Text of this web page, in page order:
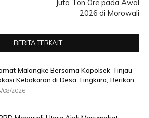
Juta Ton Ore pada Awal
2026 di Morowali
BERITA TERKAIT
Malangke Bersama Kapolsek Tinjau
Kebakaran di Desa Tingkara, Berikan...
08/2026